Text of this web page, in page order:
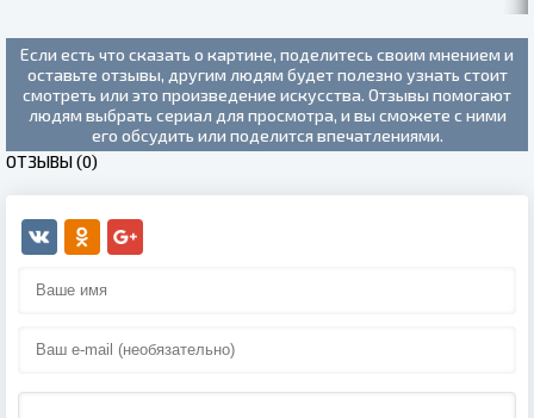
Если есть что сказать о картине, поделитесь своим мнением и
оставьте отзывы, другим людям будет полезно узнать стоит
смотреть или это произведение искусства. Отзывы помогают
людям выбрать сериал для просмотра, и вы сможете с ними
его обсудить или поделится впечатлениями.
ОТЗЫВЫ (0)